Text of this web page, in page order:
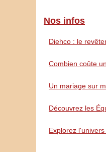
Nos infos
Diehco : le
Combien coûte
Un mariage sur
Découvrez les
Explorez l'univers